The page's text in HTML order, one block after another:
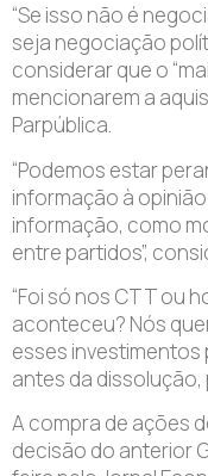
“Se isso não é
seja negociação
considerar que o
mencionarem a
Parpública.
“Podemos estar
informação à
informação, como
entre partidos”,
“Foi só nos CTT ou
aconteceu? Nós
esses investimentos
antes da dissolução,
A compra de ações
decisão do anterior